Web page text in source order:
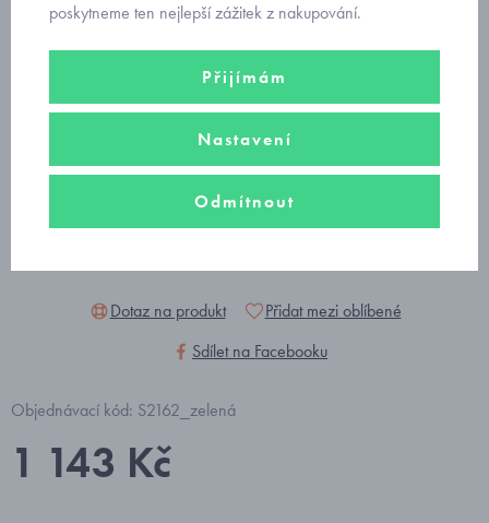
Dotaz na produkt
Přidat mezi oblíbené
Sdílet na Facebooku
Objednávací kód: S2162_zelená
1 143 Kč
poskytneme ten nejlepší zážitek z nakupování.
Přijímám
Nastavení
Odmítnout